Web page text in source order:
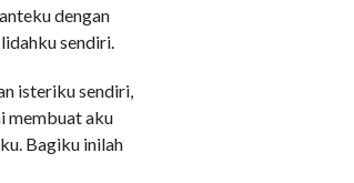
dengan
sendiri.
isteriku sendiri,
membuat aku
Bagiku inilah